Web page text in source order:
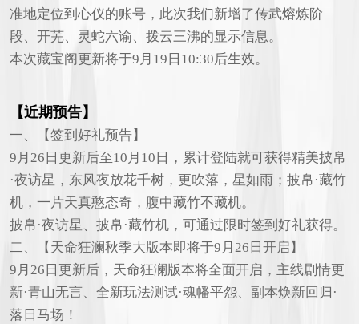
准地定位到心仪的账号，此次我们新增了传武熔炼阶
段、开芜、灵蛇六谕、拨云三沸的显示信息。
本次藏宝阁更新将于9月19日10:30后生效。
【近期预告】
一、【签到好礼预告】
9月26日更新后至10月10日，累计登陆就可获得精美披帛
·夜访星，东风夜放花千树，更吹落，星如雨；披帛·藏竹
机，一片天真憨态奇，腹中藏竹不藏机。
披帛·夜访星、披帛·藏竹机，可通过限时签到好礼获得。
二、【天命狂澜秋季大版本即将于9月26日开启】
9月26日更新后，天命狂澜版本将全面开启，主线剧情更
新·青山无言、全新玩法测试·魂幡平怨、副本焕新回归·
落日马场！